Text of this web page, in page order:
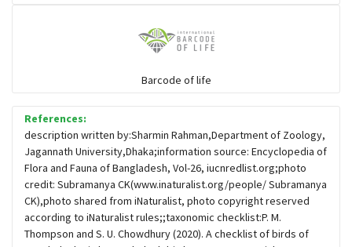
চিল-বাজ -ঈগল-শিকরে
চ্যাগা, বাটান, জিরিয়া ও তাদের সহজাত
ছোট মাছরাঙা
ছোটন প্রিনা
Barcode of life
References:
description written by:Sharmin Rahman,Department of Zoology,
Jagannath University,Dhaka;information source: Encyclopedia of
Flora and Fauna of Bangladesh, Vol-26, iucnredlist.org;photo
credit: Subramanya CK(www.inaturalist.org/people/ Subramanya
CK),photo shared from iNaturalist, photo copyright reserved
according to iNaturalist rules;;taxonomic checklist:P. M.
Thompson and S. U. Chowdhury (2020). A checklist of birds of